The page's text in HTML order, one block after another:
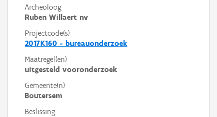
Archeoloog
Ruben Willaert nv
Projectcode(s)
2017K160 - bureauonderzoek
Maatregel(en)
uitgesteld vooronderzoek
Gemeente(n)
Boutersem
Beslissing